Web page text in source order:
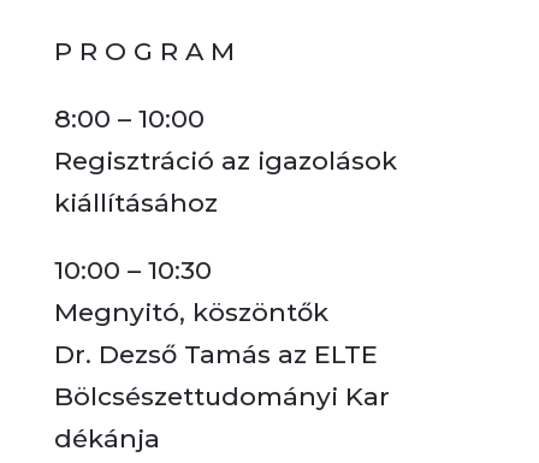
P R O G R A M
8:00 – 10:00
Regisztráció az igazolások
kiállításához
10:00 – 10:30
Megnyitó, köszöntők
Dr. Dezső Tamás az ELTE
Bölcsészettudományi Kar
dékánja